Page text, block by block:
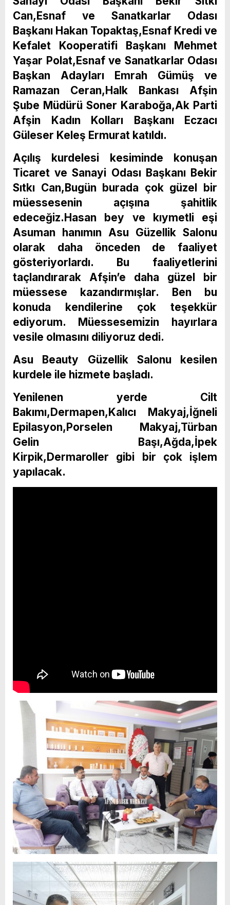
Can,Esnaf ve Sanatkarlar Odası
Başkanı Hakan Topaktaş,Esnaf Kredi ve
Kefalet Kooperatifi Başkanı Mehmet
Yaşar Polat,Esnaf ve Sanatkarlar Odası
Başkan Adayları Emrah Gümüş ve
Ramazan Ceran,Halk Bankası Afşin
Şube Müdürü Soner Karaboğa,Ak Parti
Afşin Kadın Kolları Başkanı Eczacı
Güleser Keleş Ermurat katıldı.
Açılış kurdelesi kesiminde konuşan
Ticaret ve Sanayi Odası Başkanı Bekir
Sıtkı Can,Bugün burada çok güzel bir
müessesenin açışına şahitlik
edeceğiz.Hasan bey ve kıymetli eşi
Asuman hanımın Asu Güzellik Salonu
olarak daha önceden de faaliyet
gösteriyorlardı. Bu faaliyetlerini
taçlandırarak Afşin’e daha güzel bir
müessese kazandırmışlar. Ben bu
konuda kendilerine çok teşekkür
ediyorum. Müessesemizin hayırlara
vesile olmasını diliyoruz dedi.
Asu Beauty Güzellik Salonu kesilen
kurdele ile hizmete başladı.
Yenilenen yerde Cilt
Bakımı,Dermapen,Kalıcı Makyaj,İğneli
Epilasyon,Porselen Makyaj,Türban
Gelin Başı,Ağda,İpek
Kirpik,Dermaroller gibi bir çok işlem
yapılacak.